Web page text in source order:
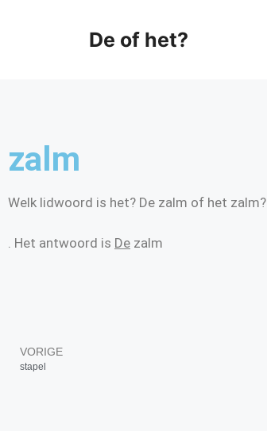
De of het?
zalm
Welk lidwoord is het? De zalm of het zalm?
. Het antwoord is De zalm
VORIGE
stapel